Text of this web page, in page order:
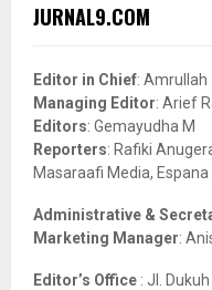
h
o
r
:
JURNAL9.COM
Editor in Chief: Amrullah
Managing Editor: Arief
Editors: Gemayudha M
Reporters: Rafiki
Masaraafi Media,
Administrative &
Marketing Manager:
Editor’s Office : Jl.